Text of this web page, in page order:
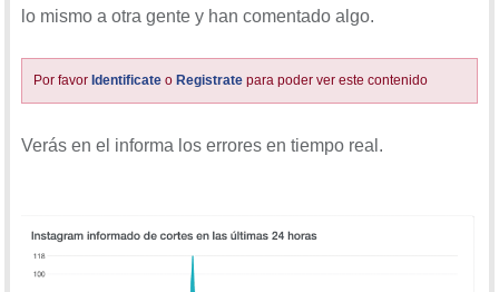
lo mismo a otra gente y han comentado algo.
Por favor Identificate o Registrate para poder ver este contenido
Verás en el informa los errores en tiempo real.